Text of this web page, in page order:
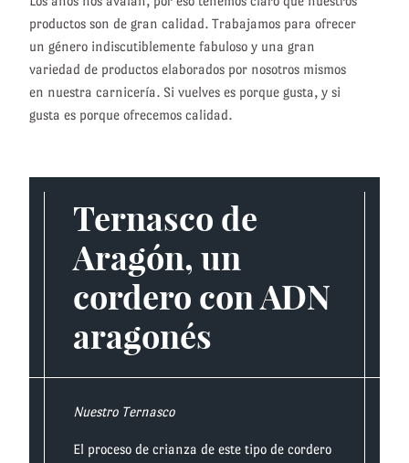
productos son de gran calidad. Trabajamos para ofrecer
un género indiscutiblemente fabuloso y una gran
variedad de productos elaborados por nosotros mismos
en nuestra carnicería. Si vuelves es porque gusta, y si
gusta es porque ofrecemos calidad.
Ternasco de
Aragón, un
cordero con ADN
aragonés
Nuestro Ternasco
El proceso de crianza de este tipo de cordero